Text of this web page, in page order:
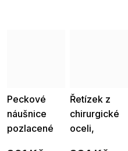
Peckové
náušnice
pozlacené
Řetízek z
chirurgické
oceli,